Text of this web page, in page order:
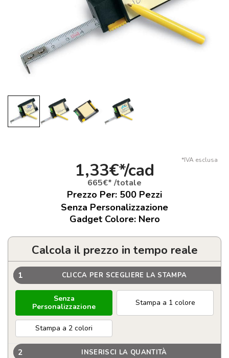
*IVA esclusa
1,33€*/cad
665€* /totale
Prezzo Per: 500 Pezzi
Senza Personalizzazione
Gadget Colore: Nero
Calcola il prezzo in tempo reale
1 CLICCA PER SCEGLIERE LA STAMPA
Senza
Personalizzazione
Stampa a 1 colore
Stampa a 2 colori
2 INSERISCI LA QUANTITÀ